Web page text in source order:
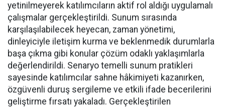
yetinilmeyerek katılımcıların aktif rol aldığı uygulamalı
çalışmalar gerçekleştirildi. Sunum sırasında
karşılaşılabilecek heyecan, zaman yönetimi,
dinleyiciyle iletişim kurma ve beklenmedik durumlarla
başa çıkma gibi konular çözüm odaklı yaklaşımlarla
değerlendirildi. Senaryo temelli sunum pratikleri
sayesinde katılımcılar sahne hâkimiyeti kazanırken,
özgüvenli duruş sergileme ve etkili ifade becerilerini
geliştirme fırsatı yakaladı. Gerçekleştirilen